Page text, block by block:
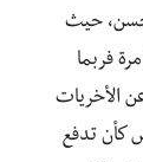
حيث
يقول: “دمجت أصوات أول ألبوم للكونترومونو 36 مرة فربما
الأخريات
كأن تدفع